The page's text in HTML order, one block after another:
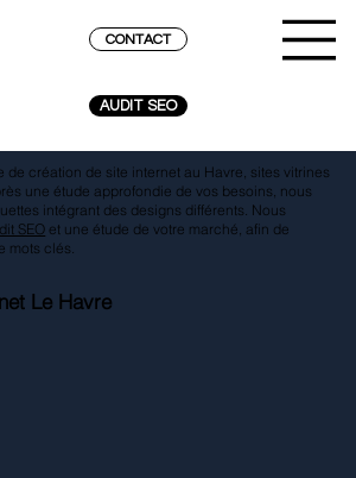
AUDIT SEO
CONTACT
Le Havre
de création de site internet au Havre, sites vitrines
une étude approfondie de vos besoins, nous
intégrant des designs différents. Nous
SEO et une étude de votre marché, afin de
mots clés.